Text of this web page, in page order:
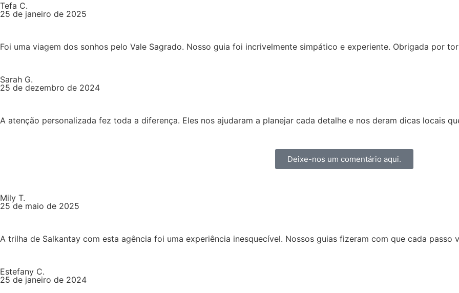
Tefa C.
25 de janeiro de 2025
Foi uma viagem dos sonhos pelo Vale Sagrado. Nosso guia foi incrivelmente simpático e experiente. Obrigada por
Sarah G.
25 de dezembro de 2024
A atenção personalizada fez toda a diferença. Eles nos ajudaram a planejar cada detalhe e nos deram dicas locais
Deixe-nos um comentário aqui.
Mily T.
25 de maio de 2025
A trilha de Salkantay com esta agência foi uma experiência inesquecível. Nossos guias fizeram com que cada passo
Estefany C.
25 de janeiro de 2024